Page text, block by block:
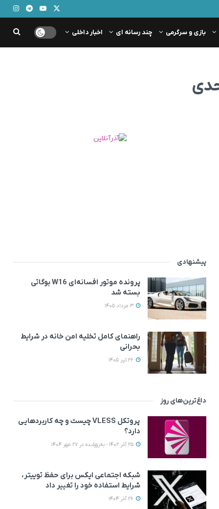
بازی و سرگرمی چند رسانه ای اخبار داخلی
پیشنهادی
پرونده موتور افسانه‌ای W16 بوگاتی
بسته شد
راهنمای کامل تخلیه امن خانه در شرایط
بحرانی
داغ‌ترین‌های روز
پروتکل VLESS چیست و چه کاربردهایی
دارد؟
شبکه اجتماعی ایکس برای حفظ توییتر،
شرایط استفاده خود را تغییر داد